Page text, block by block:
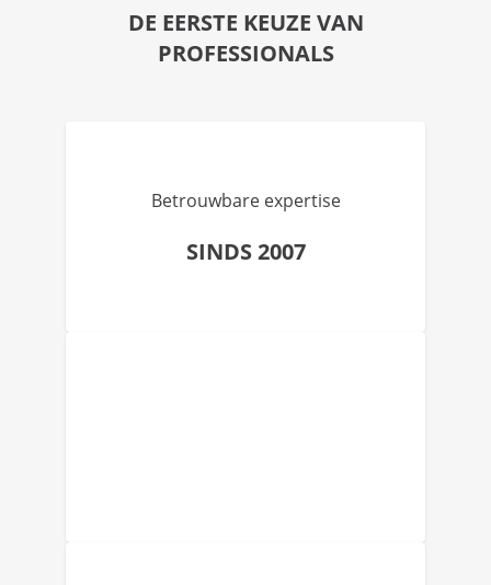
DE EERSTE KEUZE VAN
PROFESSIONALS
Betrouwbare expertise
SINDS 2007